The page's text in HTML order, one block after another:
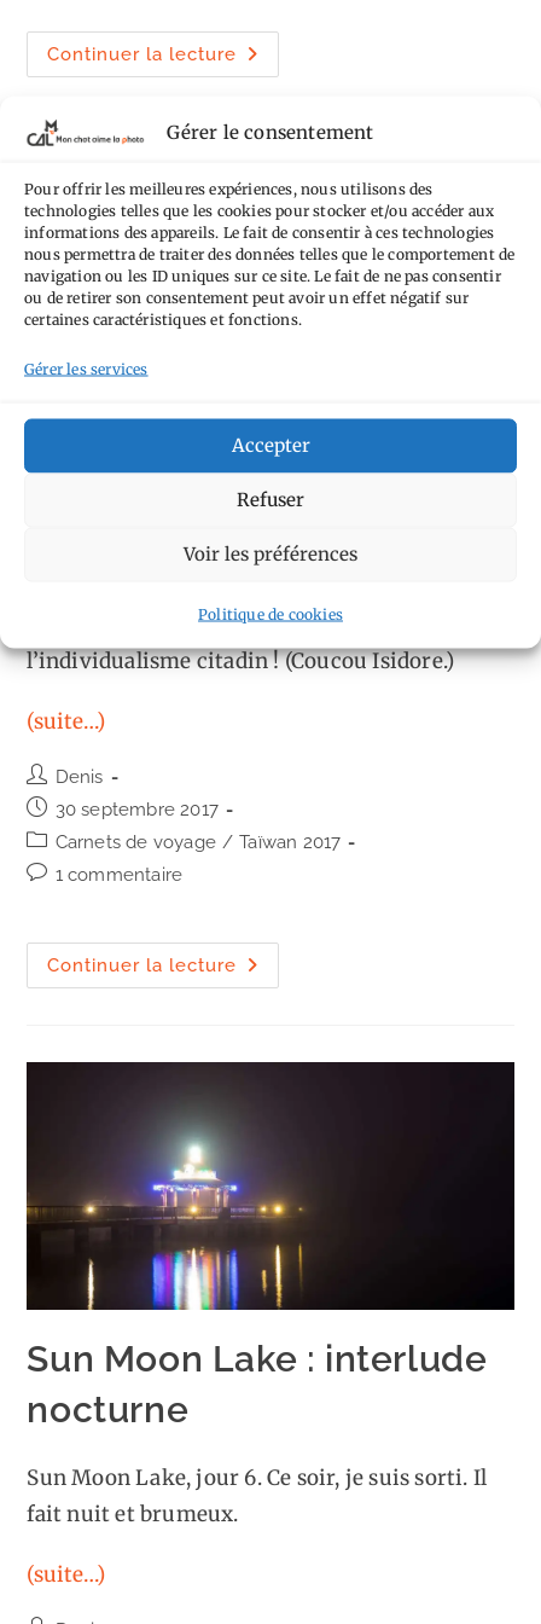
Gérer le consentement
Pour offrir les meilleures expériences, nous utilisons des
technologies telles que les cookies pour stocker et/ou accéder aux
informations des appareils. Le fait de consentir à ces technologies
nous permettra de traiter des données telles que le comportement de
navigation ou les ID uniques sur ce site. Le fait de ne pas consentir
ou de retirer son consentement peut avoir un effet négatif sur
certaines caractéristiques et fonctions.
Gérer les services
Accepter
Refuser
Voir les préférences
Politique de cookies
publication :
Continuer la lecture Taïwan
Taipei
pluie
?
Taïwan, ce gros village.
Du Sun Moon Lake à Taipei, jour 7. Aujourd’hui
je quitte la campagne pour retrouver
la paisible ambiance de village, bonjour
l’individualisme citadin ! (Coucou Isidore.)
(suite…)
Auteur/autrice
de
publication :
Denis
Publication
publiée :
30 septembre 2017
Post
category:
Carnets de voyage / Taïwan 2017
Commentaires
publication :
1 commentaire
Continuer la lecture Taïwan,
Sun Moon Lake : interlude
nocturne
Sun Moon Lake, jour 6. Ce soir, je suis sorti. Il
fait nuit et brumeux.
(suite…)